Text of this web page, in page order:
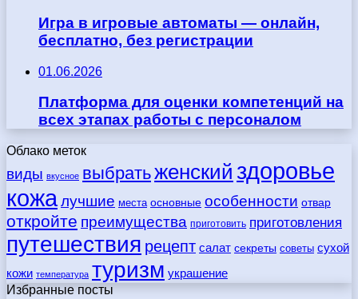
Игра в игровые автоматы — онлайн,
бесплатно, без регистрации
01.06.2026
Платформа для оценки компетенций на
всех этапах работы с персоналом
Облако меток
виды вкусное выбратьженский здоровье
кожалучшие места основные особенности отвар
откройте преимущества приготовить приготовления
путешествия рецепт салат секреты советы сухой
кожи температура туризм украшение
Избранные посты